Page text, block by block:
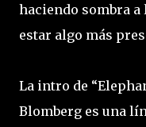
haciendo sombra a
estar algo más
La intro de
Blomberg es una